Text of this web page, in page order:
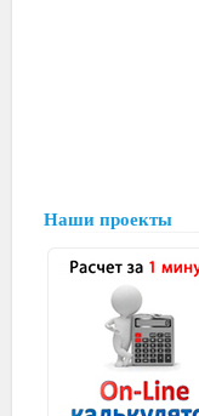
Наши проекты